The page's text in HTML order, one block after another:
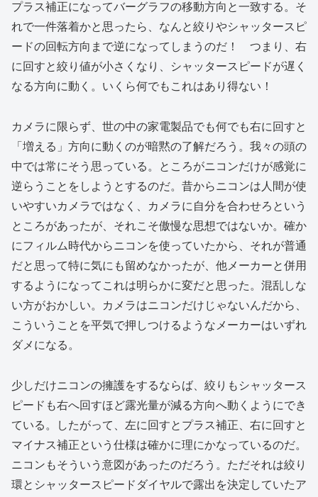
プラス補正になってバーグラフの移動方向と一致する。そ
れで一件落着かと思ったら、なんと絞りやシャッタースピ
ードの回転方向まで逆になってしまうのだ！ つまり、右
に回すと絞り値が小さくなり、シャッタースピードが遅く
なる方向に動く。いくら何でもこれはあり得ない！
カメラに限らず、世の中の家電製品でも何でも右に回すと
「増える」方向に動くのが暗黙の了解だろう。我々の頭の
中では常にそう思っている。ところがニコンだけが感覚に
逆らうことをしようとするのだ。昔からニコンは人間が使
いやすいカメラではなく、カメラに自分を合わせろという
ところがあったが、それこそ傲慢な思想ではないか。確か
にフィルム時代からニコンを使っていたから、それが普通
だと思って特に気にも留めなかったが、他メーカーと併用
するようになってこれは明らかに変だと思った。混乱しな
い方がおかしい。カメラはニコンだけじゃないんだから、
こういうことを平気で押しつけるようなメーカーはいずれ
ダメになる。
少しだけニコンの擁護をするならば、絞りもシャッタース
ピードも右へ回すほど露光量が減る方向へ動くようにでき
ている。したがって、左に回すとプラス補正、右に回すと
マイナス補正という仕様は確かに理にかなっているのだ。
ニコンもそういう意図があったのだろう。ただそれは絞り
環とシャッタースピードダイヤルで露出を決定していたア